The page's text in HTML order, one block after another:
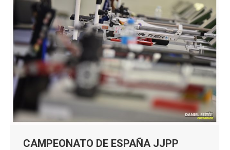
CAMPEONATO DE ESPAÑA JJPP